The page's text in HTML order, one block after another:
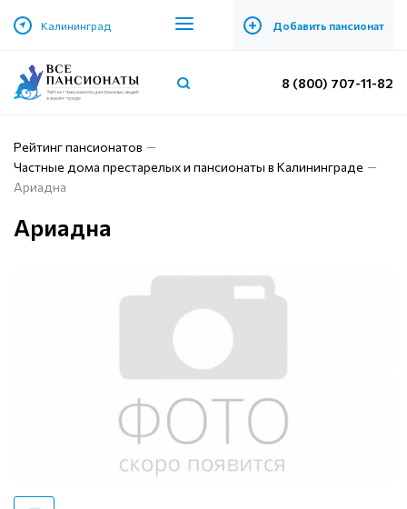
Калининград + Добавить пансионат
8 (800) 707-11-82
Рейтинг пансионатов
Частные дома престарелых и пансионаты в Калининграде
Ариадна
Ариадна